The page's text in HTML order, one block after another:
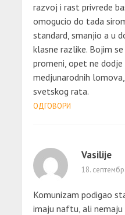
razvoj i rast privrede
omogucio do tada
standard, smanjio a u
klasne razlike. Bojim
promeni, opet ne dodje
medjunarodnih
svetskog rata.
ОДГОВОРИ
Vasilije
18.
Komunizam podigao
imaju naftu, ali